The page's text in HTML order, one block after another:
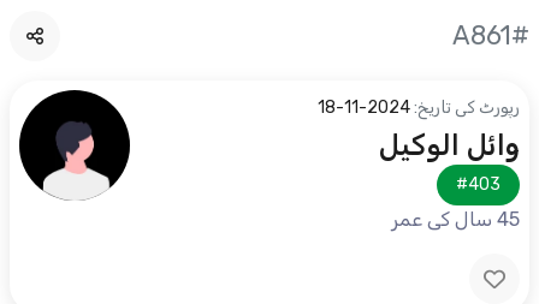
#A861
رپورٹ کی تاریخ:2024-11-18
وائل الوكيل
#403
45 سال کی عمر